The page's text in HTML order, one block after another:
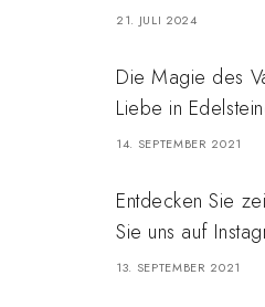
21. JULI 2024
Die Magie des
Liebe in
14. SEPTEMBER 2021
Entdecken Sie
Sie uns auf
13. SEPTEMBER 2021